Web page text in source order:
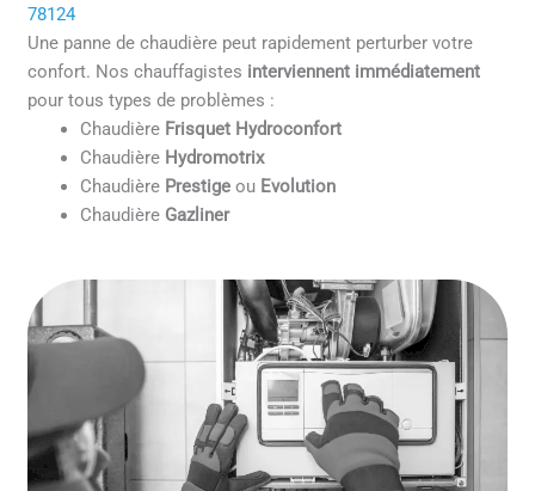
78124
Une panne de chaudière peut rapidement perturber votre
confort. Nos chauffagistes interviennent immédiatement
pour tous types de problèmes :
Chaudière Frisquet Hydroconfort
Chaudière Hydromotrix
Chaudière Prestige ou Evolution
Chaudière Gazliner